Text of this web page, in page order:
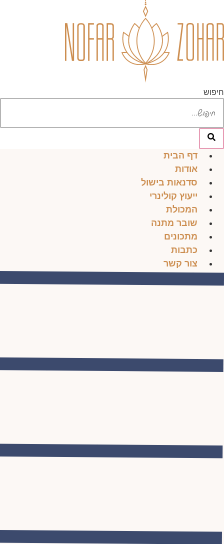
חיפוש
דף הבית
אודות
סדנאות בישול
ייעוץ קולינרי
המכולת
שובר מתנה
מתכונים
כתבות
צור קשר